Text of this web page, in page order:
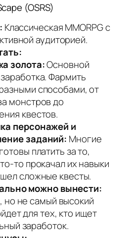
(OSRS)
Классическая MMORPG с
аудиторией.
золота:Основной
Фармить
способами, от
монстров до
квестов.
персонажей и
заданий: Многие
платить за то,
то прокачал их навыки
сложные квесты.
можно вынести:
но не самый высокий
для тех, кто ищет
заработок.